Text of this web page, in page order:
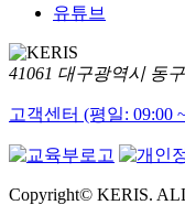
유튜브
41061 대구광역시 동
고객센터 (평일: 09:00
Copyright© KERIS.